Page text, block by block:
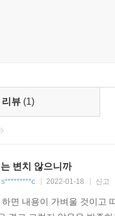
으로 쉬운 영어 쓰기에 대
과 미국을 중심으로 일어
충분히 귀 기울여 듣지
글로비쉬는 한국인들에게
리뷰 (1)
변치 않으니까
s*********c 2022-01-18 신고
면 내용이 가벼울 것이고